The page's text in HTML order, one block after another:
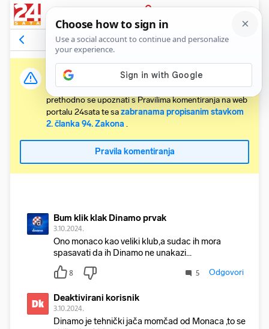
PRIJAVA
Komentari9 Relevantni
Važna obavijest:
Svaki korisnik koji želi komentirati članke obvezan je
prethodno se upoznati s Pravilima komentiranja na web
portalu 24sata te sazabranama propisanim stavkom
2. članka 94. Zakona .
Pravila komentiranja
Bum klik klak Dinamo prvak
3.10.2024.
Ono monaco kao veliki klub,a sudac ih mora
spasavati da ih Dinamo ne unakazi...
8 5 Odgovori
Dk Deaktivirani korisnik
3.10.2024.
Dinamo je tehnički jača momčad od Monaca ,to se